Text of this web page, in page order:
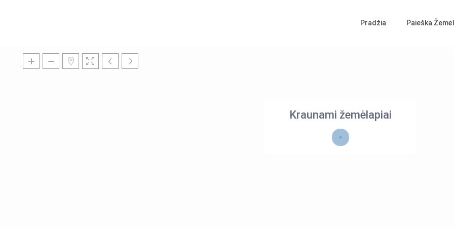
Pradžia Paieška
Kraunami žemėlapiai